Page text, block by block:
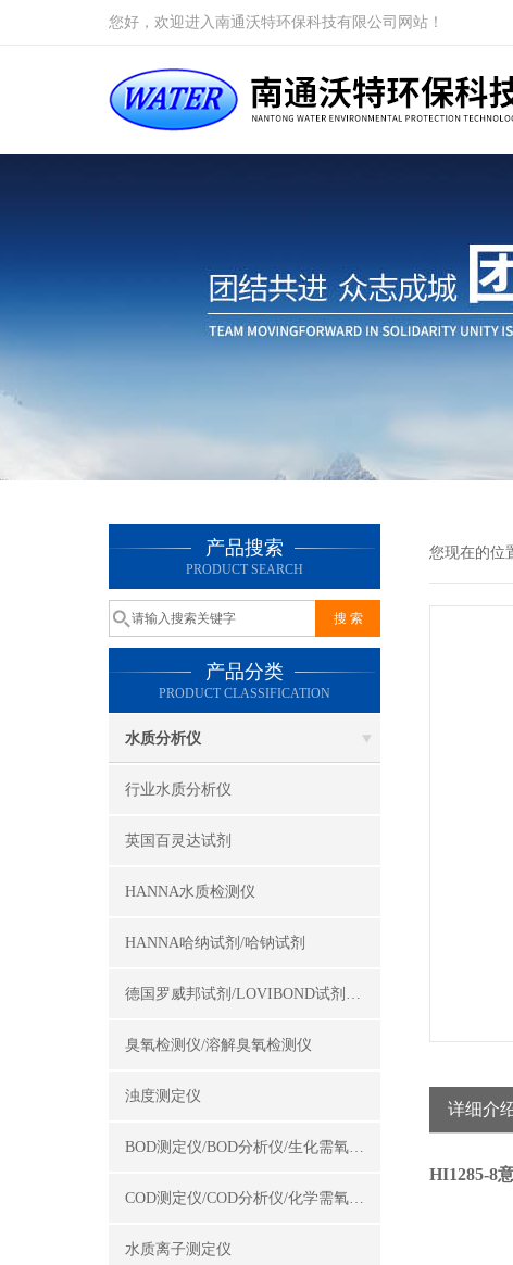
您好，欢迎进入南通沃特环保科技有限公司网站！
产品搜索
PRODUCT SEARCH
产品分类
PRODUCT CLASSIFICATION
水质分析仪
行业水质分析仪
英国百灵达试剂
HANNA水质检测仪
HANNA哈纳试剂/哈钠试剂
德国罗威邦试剂/LOVIBOND试剂/罗威邦试剂
臭氧检测仪/溶解臭氧检测仪
浊度测定仪
BOD测定仪/BOD分析仪/生化需氧量测定仪
COD测定仪/COD分析仪/化学需氧量测定仪
水质离子测定仪
您现在的位
详细介
HI1285-8